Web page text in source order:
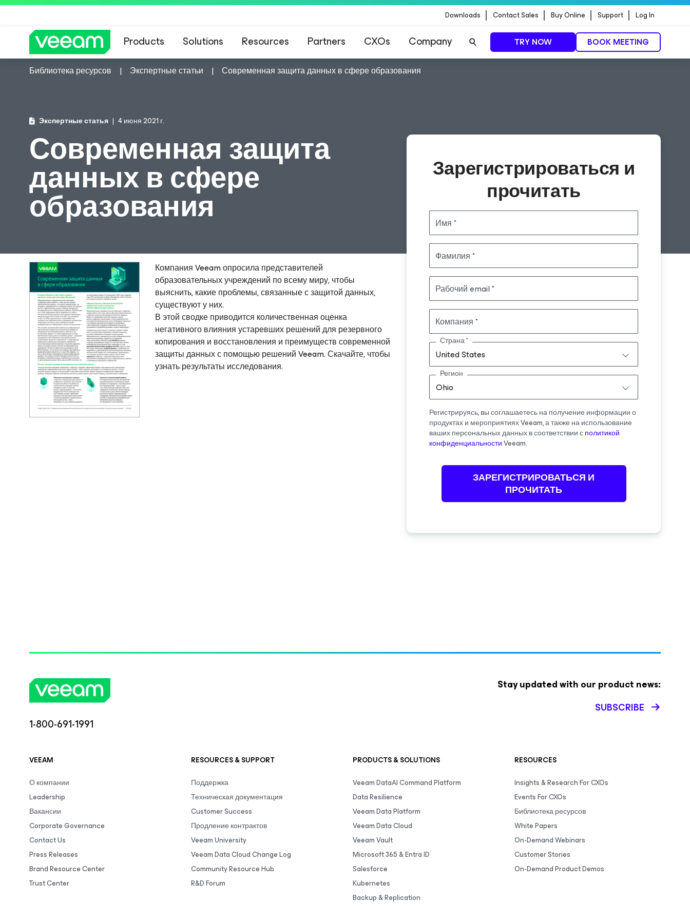
Downloads Contact Sales Buy Online Support Log In
Products Solutions Resources Partners CXOs Company TRY NOW BOOK MEETING
Библиотека ресурсов Экспертные статьи Современная защита данных в сфере образования
Экспертные статья 4 июня 2021 г.
Современная защита
данных в сфере
образования
Зарегистрироваться и
прочитать
Имя
Фамилия
Рабочий email
Компания
United States
Страна
Ohio
Регион
Регистрируясь, вы соглашаетесь на получение информации о
продуктах и мероприятиях Veeam, а также на использование
ваших персональных данных в соответствии сполитикой
конфиденциальностиVeeam.
ЗАРЕГИСТРИРОВАТЬСЯ И
ПРОЧИТАТЬ
Компания Veeam опросила представителей
образовательных учреждений по всему миру, чтобы
выяснить, какие проблемы, связанные с защитой данных,
существуют у них.
В этой сводке приводится количественная оценка
негативного влияния устаревших решений для резервного
копирования и восстановления и преимуществ современной
защиты данных с помощью решений Veeam. Скачайте, чтобы
узнать результаты исследования.
1-800-691-1991
Stay updated with our product news:
SUBSCRIBE
VEEAM
О компании
Leadership
Вакансии
Corporate Governance
Contact Us
Press Releases
Brand Resource Center
Trust Center
RESOURCES & SUPPORT
Поддержка
Техническая документация
Customer Success
Продление контрактов
Veeam University
Veeam Data Cloud Change Log
Community Resource Hub
R&D Forum
PRODUCTS & SOLUTIONS
Veeam DataAI Command Platform
Data Resilience
Veeam Data Platform
Veeam Data Cloud
Veeam Vault
Microsoft 365 & Entra ID
Salesforce
Kubernetes
Backup & Replication
RESOURCES
Insights & Research For CXOs
Events For CXOs
Библиотека ресурсов
White Papers
On-Demand Webinars
Customer Stories
On-Demand Product Demos